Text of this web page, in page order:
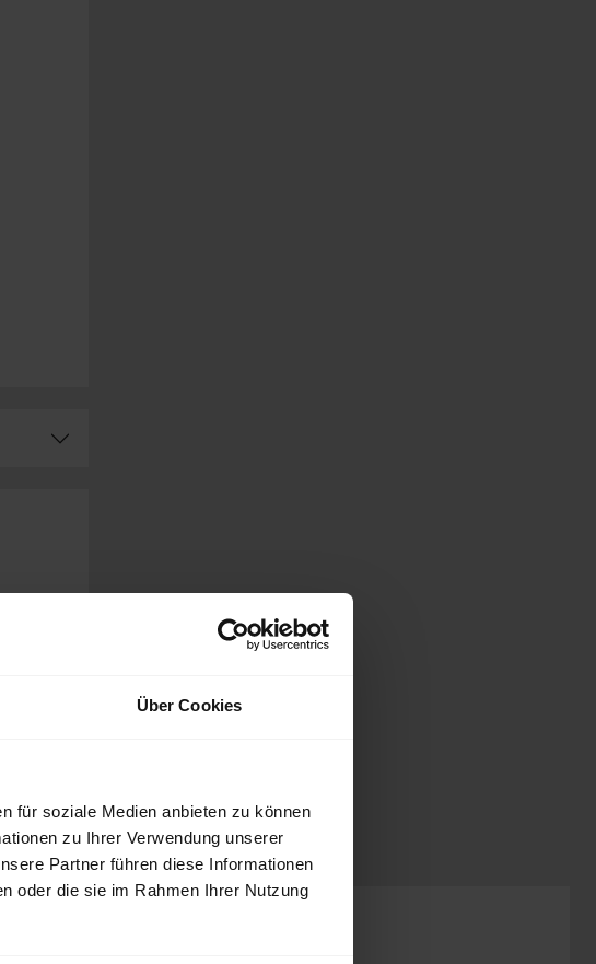
Über Cookies
für soziale Medien anbieten zu können
zu Ihrer Verwendung unserer
Partner führen diese Informationen
oder die sie im Rahmen Ihrer Nutzung